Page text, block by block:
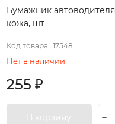
Бумажник автоводителя
кожа, шт
Код товара: 17548
Нет в наличии
255₽
В корзину